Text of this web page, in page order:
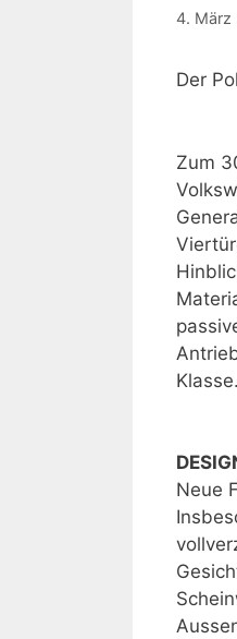
4. März
Der
Zum
Klasse.
Neue